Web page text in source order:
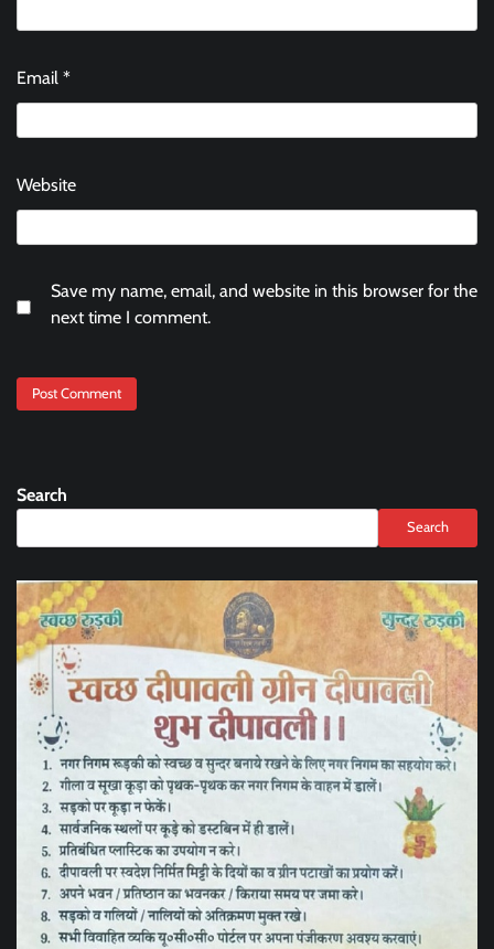
Email *
Website
Save my name, email, and website in this browser for the
next time I comment.
Search
Search